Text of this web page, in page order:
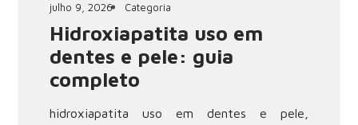
julho 9, 2026 Categoria
Hidroxiapatita uso em
dentes e pele: guia
completo
hidroxiapatita uso em dentes e pele,